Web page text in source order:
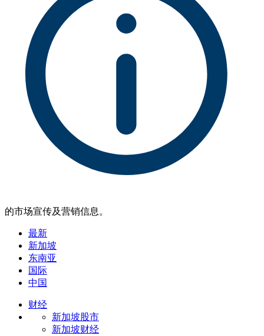
的市场宣传及营销信息。
最新
新加坡
东南亚
国际
中国
财经
新加坡股市
新加坡财经